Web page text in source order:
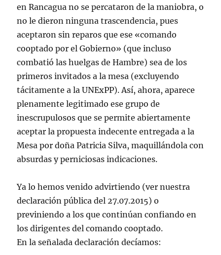
en Rancagua no se percataron de la maniobra, o
no le dieron ninguna trascendencia, pues
aceptaron sin reparos que ese «comando
cooptado por el Gobierno» (que incluso
combatió las huelgas de Hambre) sea de los
primeros invitados a la mesa (excluyendo
tácitamente a la UNExPP). Así, ahora, aparece
plenamente legitimado ese grupo de
inescrupulosos que se permite abiertamente
aceptar la propuesta indecente entregada a la
Mesa por doña Patricia Silva, maquillándola con
absurdas y perniciosas indicaciones.
Ya lo hemos venido advirtiendo (ver nuestra
declaración pública del 27.07.2015) o
previniendo a los que continúan confiando en
los dirigentes del comando cooptado.
En la señalada declaración decíamos: